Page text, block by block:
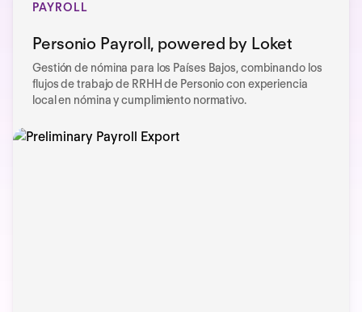
PAYROLL
Personio Payroll, powered by Loket
Gestión de nómina para los Países Bajos, combinando los
flujos de trabajo de RRHH de Personio con experiencia
local en nómina y cumplimiento normativo.